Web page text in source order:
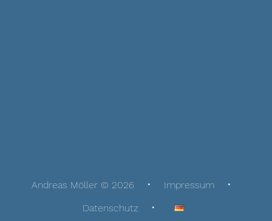
Andreas Möller © 2026
Impressum
Datenschutz